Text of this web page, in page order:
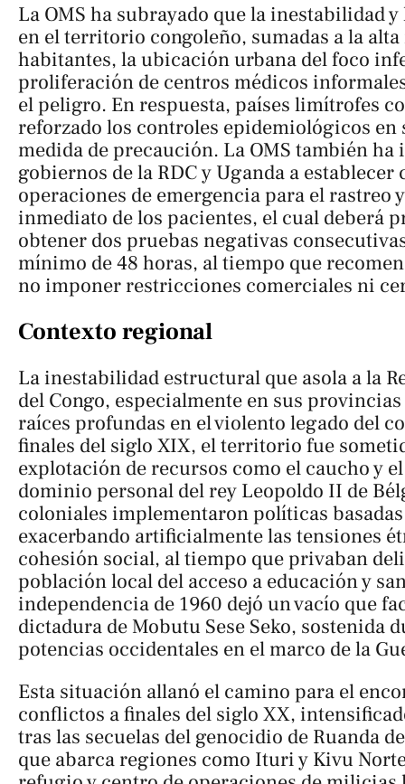
La OMS ha subrayado que la inestabilidad
en el territorio congoleño, sumadas a la
habitantes, la ubicación urbana del foco
proliferación de centros médicos
el peligro. En respuesta, países limítrofes
reforzado los controles epidemiológicos en
medida de precaución. La OMS también ha
gobiernos de la RDC y Uganda a establecer
operaciones de emergencia para el rastreo
inmediato de los pacientes, el cual deberá
obtener dos pruebas negativas
mínimo de 48 horas, al tiempo que
no imponer restricciones comerciales ni
Contexto regional
La inestabilidad estructural que asola a la
del Congo, especialmente en sus
raíces profundas en el violento legado del
finales del siglo XIX, el territorio fue
explotación de recursos como el caucho y
dominio personal del rey Leopoldo II de
coloniales implementaron políticas
exacerbando artificialmente las tensiones
cohesión social, al tiempo que privaban
población local del acceso a educación y
independencia de 1960 dejó un vacío que
dictadura de Mobutu Sese Seko, sostenida
potencias occidentales en el marco de la
Esta situación allanó el camino para el
conflictos a finales del siglo XX,
tras las secuelas del genocidio de Ruanda
que abarca regiones como Ituri y Kivu